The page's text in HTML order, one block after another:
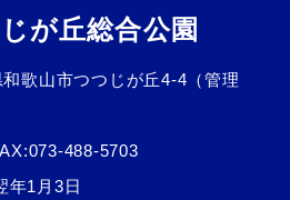
が丘総合公園
歌山市つつじが丘4-4（管理
488-5703
年1月3日